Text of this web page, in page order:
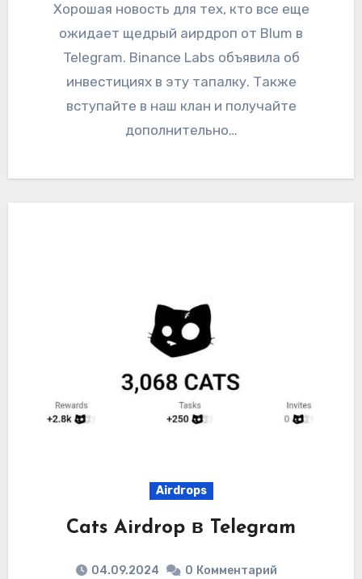
Хорошая новость для тех, кто все еще
ожидает щедрый аирдроп от Blum в
Telegram. Binance Labs объявила об
инвестициях в эту тапалку. Также
вступайте в наш клан и получайте
дополнительно…
Airdrops
Cats Airdrop в Telegram
04.09.2024 0 Комментарий